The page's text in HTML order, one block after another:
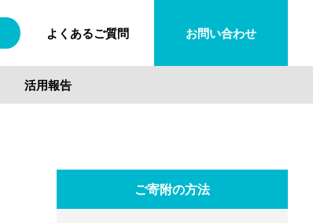
よくあるご質問 お問い合わせ
活用報告
ご寄附の方法